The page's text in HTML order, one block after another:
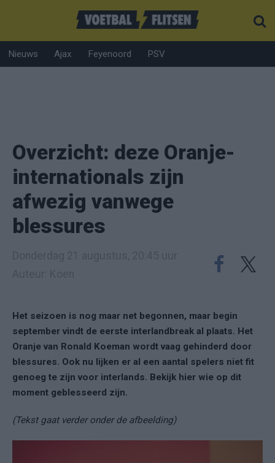
Nieuws Ajax Feyenoord PSV
Overzicht: deze Oranje-
internationals zijn
afwezig vanwege
blessures
Het seizoen is nog maar net begonnen, maar begin
september vindt de eerste interlandbreak al plaats. Het
Oranje van Ronald Koeman wordt vaag gehinderd door
blessures. Ook nu lijken er al een aantal spelers niet fit
genoeg te zijn voor interlands. Bekijk hier wie op dit
moment geblesseerd zijn.
(Tekst gaat verder onder de afbeelding)